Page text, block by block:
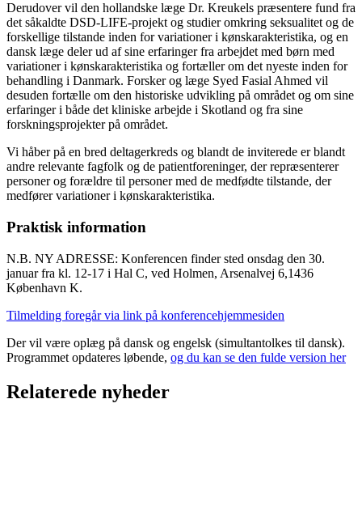
Derudover vil den hollandske læge Dr. Kreukels præsentere fund fra
det såkaldte DSD-LIFE-projekt og studier omkring seksualitet og de
forskellige tilstande inden for variationer i kønskarakteristika, og en
dansk læge deler ud af sine erfaringer fra arbejdet med børn med
variationer i kønskarakteristika og fortæller om det nyeste inden for
behandling i Danmark. Forsker og læge Syed Fasial Ahmed vil
desuden fortælle om den historiske udvikling på området og om sine
erfaringer i både det kliniske arbejde i Skotland og fra sine
forskningsprojekter på området.
Vi håber på en bred deltagerkreds og blandt de inviterede er blandt
andre relevante fagfolk og de patientforeninger, der repræsenterer
personer og forældre til personer med de medfødte tilstande, der
medfører variationer i kønskarakteristika.
Praktisk information
N.B. NY ADRESSE: Konferencen finder sted onsdag den 30.
januar fra kl. 12-17 i Hal C, ved Holmen, Arsenalvej 6,1436
København K.
Tilmelding foregår via link på konferencehjemmesiden
Der vil være oplæg på dansk og engelsk (simultantolkes til dansk).
Programmet opdateres løbende, og du kan se den fulde version her
Relaterede nyheder